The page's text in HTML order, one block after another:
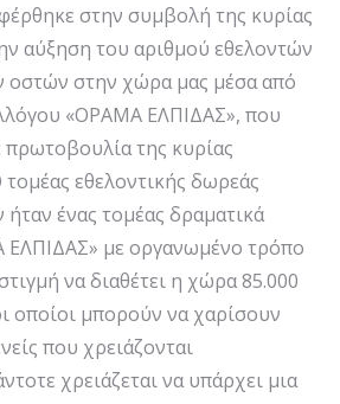
στην συμβολή της κυρίας
αύξηση του αριθμού εθελοντών
στην χώρα μας μέσα από
«ΟΡΑΜΑ ΕΛΠΙΔΑΣ», που
της κυρίας
εθελοντικής δωρεάς
ένας τομέας δραματικά
με οργανωμένο τρόπο
να διαθέτει η χώρα 85.000
οποίοι μπορούν να χαρίσουν
που χρειάζονται
χρειάζεται να υπάρχει μια